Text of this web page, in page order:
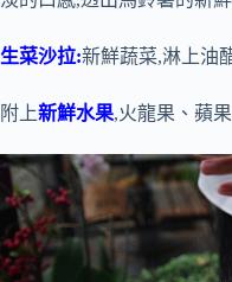
生菜沙拉:新鮮蔬菜,淋上油
附上新鮮水果,火龍果、蘋